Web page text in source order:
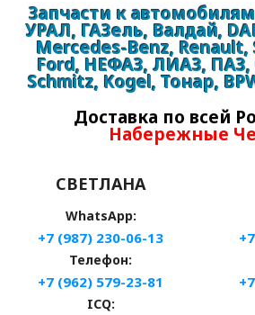
Запчасти к
УРАЛ, ГАЗель, Валдай,
Mercedes-Benz, Renault,
Ford, НЕФАЗ, ЛИАЗ, ПАЗ,
Schmitz, Kogel, Тонар,
Доставка по всей
Набережные
СВЕТЛАНА
WhatsApp:
+7 (987) 230-06-13
Телефон:
+7 (962) 579-23-81
ICQ: